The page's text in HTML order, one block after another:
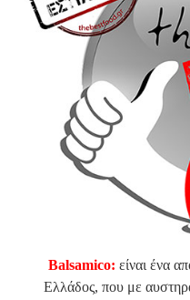
Balsamico: είναι ένα
Ελλάδος, που με αυστηρά